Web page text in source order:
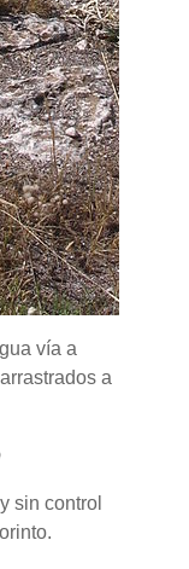
vía a
a
sin control